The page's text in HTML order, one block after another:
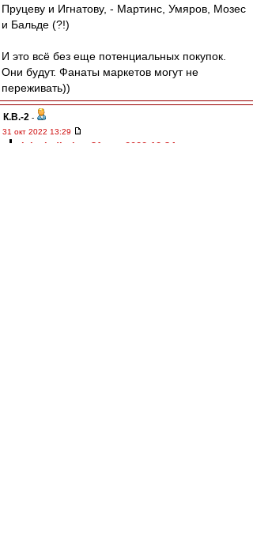
Пруцеву и Игнатову, - Мартинс, Умяров, Мозес
и Бальде (?!)
И это всё без еще потенциальных покупок.
Они будут. Фанаты маркетов могут не
переживать))
К.В.-2 -
31 окт 2022 13:29
alek.vladimir » 31 окт 2022 12:34